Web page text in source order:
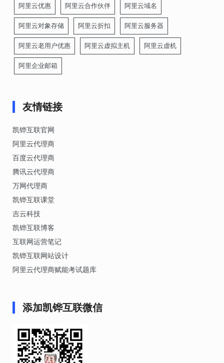
阿里云优惠 阿里云合作伙伴 阿里云域名
阿里云对象存储 阿里云折扣 阿里云服务器
阿里云老用户优惠 阿里云虚拟主机 阿里云虚机
阿里企业邮箱
友情链接
凯铧互联官网
阿里云代理商
百度云代理商
腾讯云代理商
万网代理商
凯铧互联课堂
吉云科技
凯铧互联博客
互联网运营笔记
凯铧互联网站设计
阿里云代理商赋能考试题库
添加凯铧互联微信